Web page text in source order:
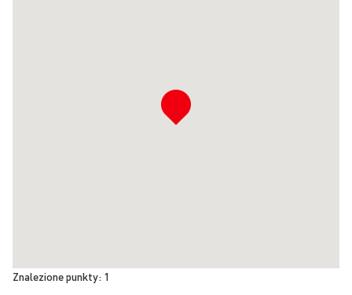
Znalezione punkty: 1